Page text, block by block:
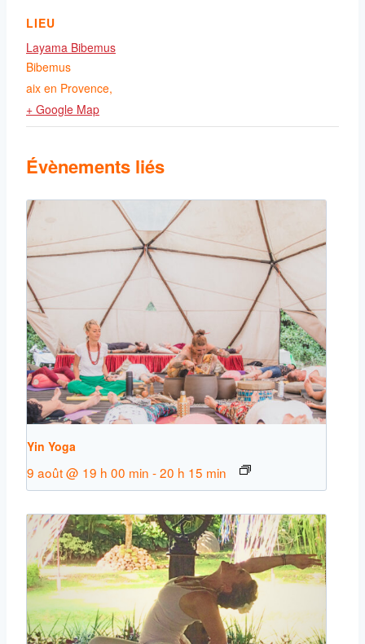
LIEU
Layama Bibemus
Bibemus
aix en Provence,
+ Google Map
Évènements liés
Yin Yoga
9 août @ 19 h 00 min -20 h 15 min